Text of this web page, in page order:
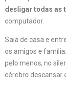
desligar todas as
computador.
Saia de casa e
os amigos e
pelo menos, no
cérebro descansar